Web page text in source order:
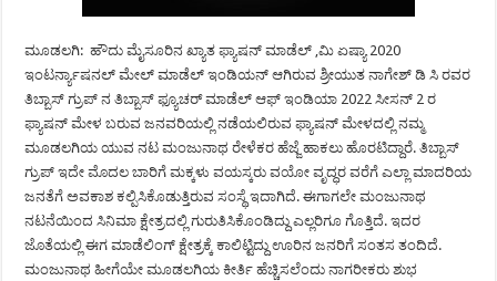
ಮೂಡಲಗಿ: ಹೌದು ಮೈಸೂರಿನ ಖ್ಯಾತ ಫ್ಯಾಷನ್ ಮಾಡೆಲ್ ,ಮಿ ಏಷ್ಯಾ 2020
ಇಂಟರ್ನ್ಯಾಷನಲ್ ಮೇಲ್ ಮಾಡೆಲ್ ಇಂಡಿಯನ್ ಆಗಿರುವ ಶ್ರೀಯುತ ನಾಗೇಶ್ ಡಿ ಸಿ ರವರ
ತಿಬ್ಬಾಸ್ ಗ್ರುಪ್ ನ ತಿಬ್ಬಾಸ್ ಫ್ಯೂಚರ್ ಮಾಡೆಲ್ ಆಫ್ ಇಂಡಿಯಾ 2022 ಸೀಸನ್ 2 ರ
ಫ್ಯಾಷನ್ ಮೇಳ ಬರುವ ಜನವರಿಯಲ್ಲಿ ನಡೆಯಲಿರುವ ಫ್ಯಾಷನ್ ಮೇಳದಲ್ಲಿ ನಮ್ಮ
ಮೂಡಲಗಿಯ ಯುವ ನಟ ಮಂಜುನಾಥ ರೇಳೆಕರ ಹೆಜ್ಜೆ ಹಾಕಲು ಹೊರಟಿದ್ದಾರೆ. ತಿಬ್ಬಾಸ್
ಗ್ರುಪ್ ಇದೇ ಮೊದಲ ಬಾರಿಗೆ ಮಕ್ಕಳು ವಯಸ್ಕರು ವಯೋ ವೃದ್ಧರ ವರೆಗೆ ಎಲ್ಲಾ ಮಾದರಿಯ
ಜನತೆಗೆ ಅವಕಾಶ ಕಲ್ಪಿಸಿಕೊಡುತ್ತಿರುವ ಸಂಸ್ಥೆ ಇದಾಗಿದೆ. ಈಗಾಗಲೇ ಮಂಜುನಾಥ
ನಟನೆಯಿಂದ ಸಿನಿಮಾ ಕ್ಷೇತ್ರದಲ್ಲಿ ಗುರುತಿಸಿಕೊಂಡಿದ್ದು ಎಲ್ಲರಿಗೂ ಗೊತ್ತಿದೆ. ಇದರ
ಜೊತೆಯಲ್ಲಿ ಈಗ ಮಾಡೆಲಿಂಗ್ ಕ್ಷೇತ್ರಕ್ಕೆ ಕಾಲಿಟ್ಟಿದ್ದು ಊರಿನ ಜನರಿಗೆ ಸಂತಸ ತಂದಿದೆ.
ಮಂಜುನಾಥ ಹೀಗೆಯೇ ಮೂಡಲಗಿಯ ಕೀರ್ತಿ ಹೆಚ್ಚಿಸಲೆಂದು ನಾಗರೀಕರು ಶುಭ